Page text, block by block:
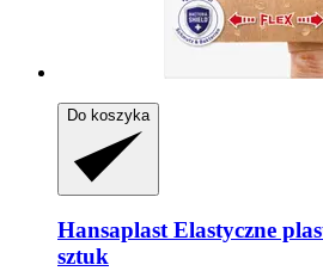
Do koszyka
HansaplastElastyczne
sztuk